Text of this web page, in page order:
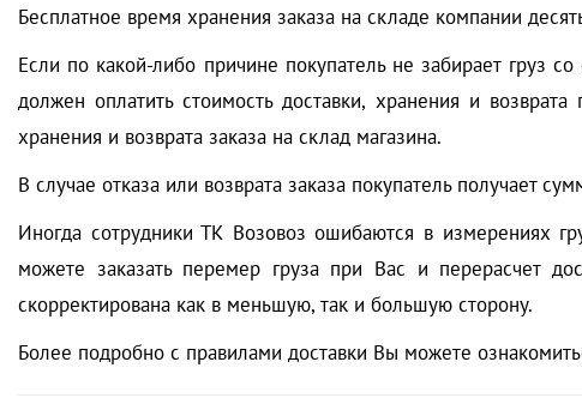
Бесплатное время хранения заказа на складе компании
Если по какой-либо причине покупатель не забирает груз
должен оплатить стоимость доставки, хранения и
хранения и возврата заказа на склад магазина.
В случае отказа или возврата заказа покупатель получает
Иногда сотрудники ТК Возовоз ошибаются в измерениях
можете заказать перемер груза при Вас и перерасчет
скорректирована как в меньшую, так и большую сторону.
Более подробно с правилами доставки Вы можете